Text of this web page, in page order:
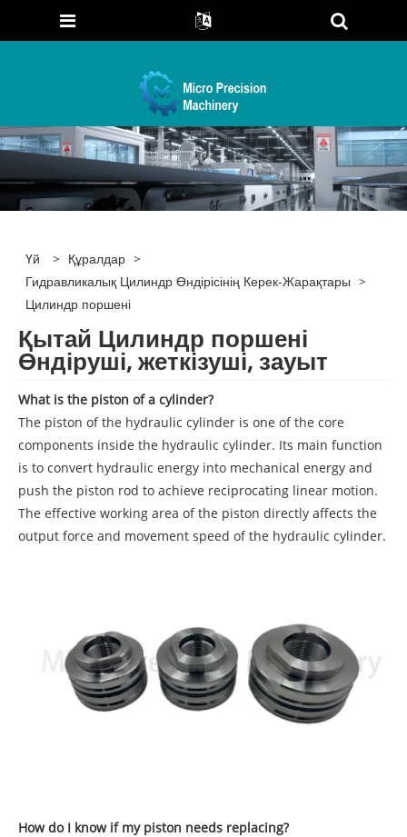
Үй > Құралдар >
Гидравликалық Цилиндр Өндірісінің Керек-Жарақтары >
Цилиндр поршені
Қытай Цилиндр поршені
Өндіруші, жеткізуші, зауыт
What is the piston of a cylinder?
The piston of the hydraulic cylinder is one of the core
components inside the hydraulic cylinder. Its main function
is to convert hydraulic energy into mechanical energy and
push the piston rod to achieve reciprocating linear motion.
The effective working area of the piston directly affects the
output force and movement speed of the hydraulic cylinder.
How do I know if my piston needs replacing?